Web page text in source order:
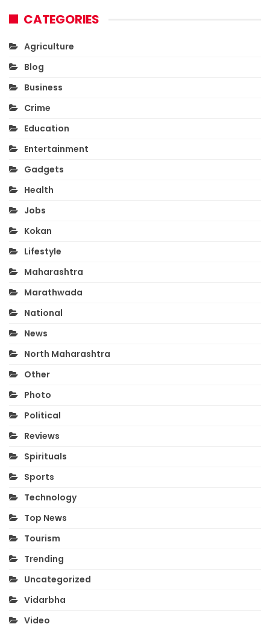
CATEGORIES
Agriculture
Blog
Business
Crime
Education
Entertainment
Gadgets
Health
Jobs
Kokan
Lifestyle
Maharashtra
Marathwada
National
News
North Maharashtra
Other
Photo
Political
Reviews
Spirituals
Sports
Technology
Top News
Tourism
Trending
Uncategorized
Vidarbha
Video